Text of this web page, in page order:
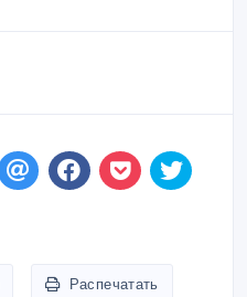
Распечатать